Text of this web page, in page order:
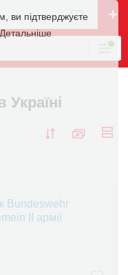
ви підтверджуєте
Детальніше
Bundeswehr
II армії